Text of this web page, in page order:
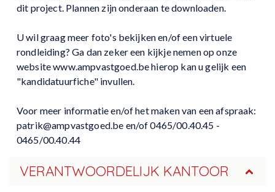
dit project. Plannen zijn onderaan te downloaden.
U wil graag meer foto's bekijken en/of een virtuele
rondleiding? Ga dan zeker een kijkje nemen op onze
website www.ampvastgoed.be hierop kan u gelijk een
"kandidatuurfiche" invullen.
Voor meer informatie en/of het maken van een afspraak:
patrik@ampvastgoed.be en/of 0465/00.40.45 -
0465/00.40.44
VERANTWOORDELIJK KANTOOR